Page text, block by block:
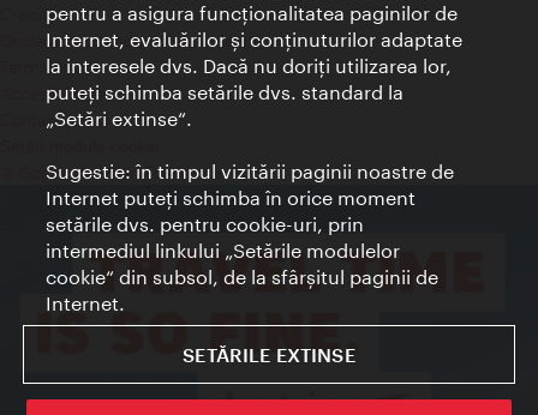
Credits
Declaraţie privind protecţia datelor
Terms of Use
Accesibilitate
Contact presa
© Copyright Wien Tourismus
pentru a asigura funcţionalitatea paginilor de
Internet, evaluărilor şi conţinuturilor adaptate
la interesele dvs. Dacă nu doriţi utilizarea lor,
puteţi schimba setările dvs. standard la
„Setări extinse“.
Sugestie: în timpul vizitării paginii noastre de
Internet puteţi schimba în orice moment
setările dvs. pentru cookie-uri, prin
intermediul linkului „Setările modulelor
cookie“ din subsol, de la sfârşitul paginii de
Internet.
SETĂRILE EXTINSE